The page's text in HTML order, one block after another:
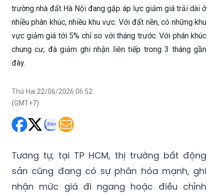
trường nhà đất Hà Nội đang gặp áp lực giảm giá trải dài ở
nhiều phân khúc, nhiều khu vực. Với đất nền, có những khu
vực giảm giá tới 5% chỉ so với tháng trước. Với phân khúc
chung cư, đà giảm ghi nhận liên tiếp trong 3 tháng gần
đây.
Thứ Hai 22/06/2026 06:52
(GMT+7)
Tương tự, tại TP HCM, thị trường bất động
sản cũng đang có sự phân hóa mạnh, ghi
nhận mức giá đi ngang hoặc điều chỉnh